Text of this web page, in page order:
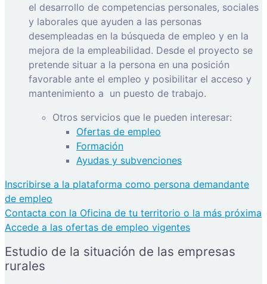
el desarrollo de competencias personales, sociales
y laborales que ayuden a las personas
desempleadas en la búsqueda de empleo y en la
mejora de la empleabilidad. Desde el proyecto se
pretende situar a la persona en una posición
favorable ante el empleo y posibilitar el acceso y
mantenimiento a un puesto de trabajo.
Otros servicios que le pueden interesar:
Ofertas de empleo
Formación
Ayudas y subvenciones
Inscribirse a la plataforma como persona demandante
de empleo
Contacta con la Oficina de tu territorio o la más próxima
Accede a las ofertas de empleo vigentes
Estudio de la situación de las empresas
rurales